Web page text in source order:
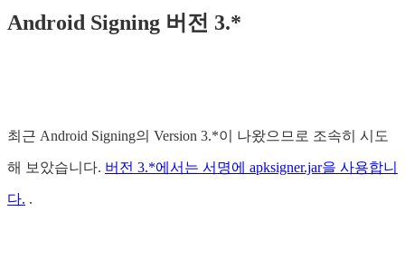
Android Signing 버전 3.*
최근 Android Signing의 Version 3.*이 나왔으므로 조속히 시도
해 보았습니다. 버전 3.*에서는 서명에 apksigner.jar을 사용합니
다. .